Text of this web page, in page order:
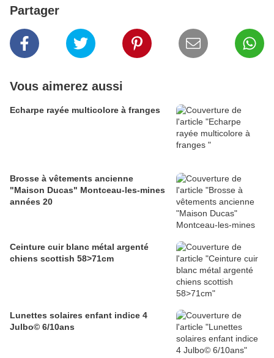
Partager
Vous aimerez aussi
Echarpe rayée multicolore à franges
Brosse à vêtements ancienne
"Maison Ducas" Montceau-les-mines
années 20
Ceinture cuir blanc métal argenté
chiens scottish 58>71cm
Lunettes solaires enfant indice 4
Julbo© 6/10ans